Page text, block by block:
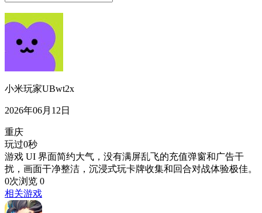
小米玩家UBwt2x
2026年06月12日
重庆
玩过0秒
游戏 UI 界面简约大气，没有满屏乱飞的充值弹窗和广告干
扰，画面干净整洁，沉浸式玩卡牌收集和回合对战体验极佳。
0次浏览 0
相关游戏